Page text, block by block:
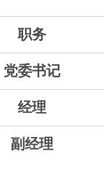
职务
党委书记
经理
副经理